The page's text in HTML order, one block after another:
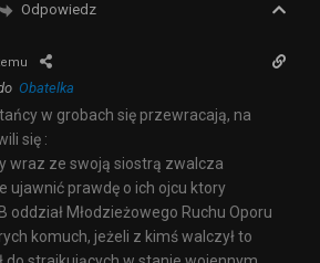
Odpowiedz
Obatelka
w grobach się przewracają, na
się :
wraz ze swoją siostrą zwalcza
ujawnić prawdę o ich ojcu ktory
oddział Młodzieżowego Ruchu Oporu
komuch, jeżeli z kimś walczył to